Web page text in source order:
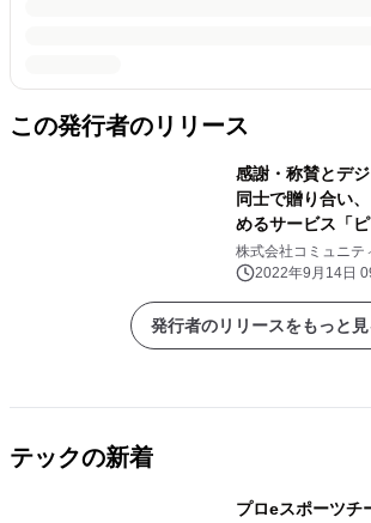
この発行者のリリース
感謝・称賛とデ
同士で贈り合い
めるサービス「
始
株式会社コミュニテ
2022年9月14日
発行者のリリースをもっと見
テックの新着
プロeスポーツチ